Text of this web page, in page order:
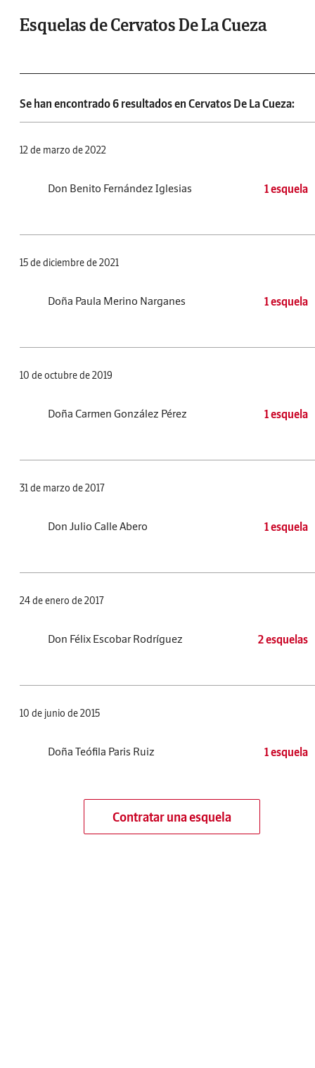
Esquelas de Cervatos De La Cueza
Se han encontrado 6 resultados en Cervatos De La Cueza:
12 de marzo de 2022
Don Benito Fernández Iglesias 1 esquela
15 de diciembre de 2021
Doña Paula Merino Narganes 1 esquela
10 de octubre de 2019
Doña Carmen González Pérez 1 esquela
31 de marzo de 2017
Don Julio Calle Abero 1 esquela
24 de enero de 2017
Don Félix Escobar Rodríguez 2 esquelas
10 de junio de 2015
Doña Teófila Paris Ruiz 1 esquela
Contratar una esquela